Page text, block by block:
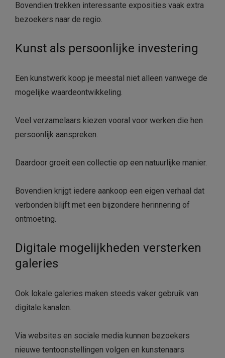
Bovendien trekken interessante exposities vaak extra
bezoekers naar de regio.
Kunst als persoonlijke investering
Een kunstwerk koop je meestal niet alleen vanwege de
mogelijke waardeontwikkeling.
Veel verzamelaars kiezen vooral voor werken die hen
persoonlijk aanspreken.
Daardoor groeit een collectie op een natuurlijke manier.
Bovendien krijgt iedere aankoop een eigen verhaal dat
verbonden blijft met een bijzondere herinnering of
ontmoeting.
Digitale mogelijkheden versterken
galeries
Ook lokale galeries maken steeds vaker gebruik van
digitale kanalen.
Via websites en sociale media kunnen bezoekers
nieuwe tentoonstellingen volgen en kunstenaars